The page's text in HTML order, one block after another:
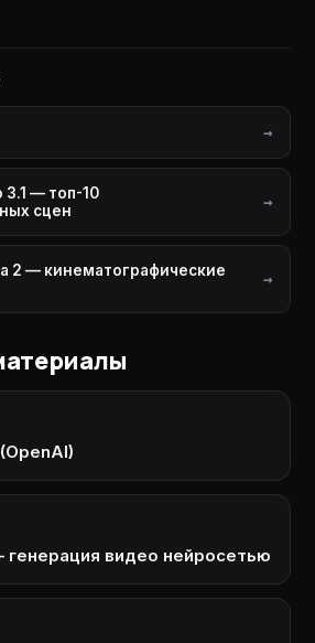
— топ-10
сцен
2 — кинематографические
генерация видео нейросетью